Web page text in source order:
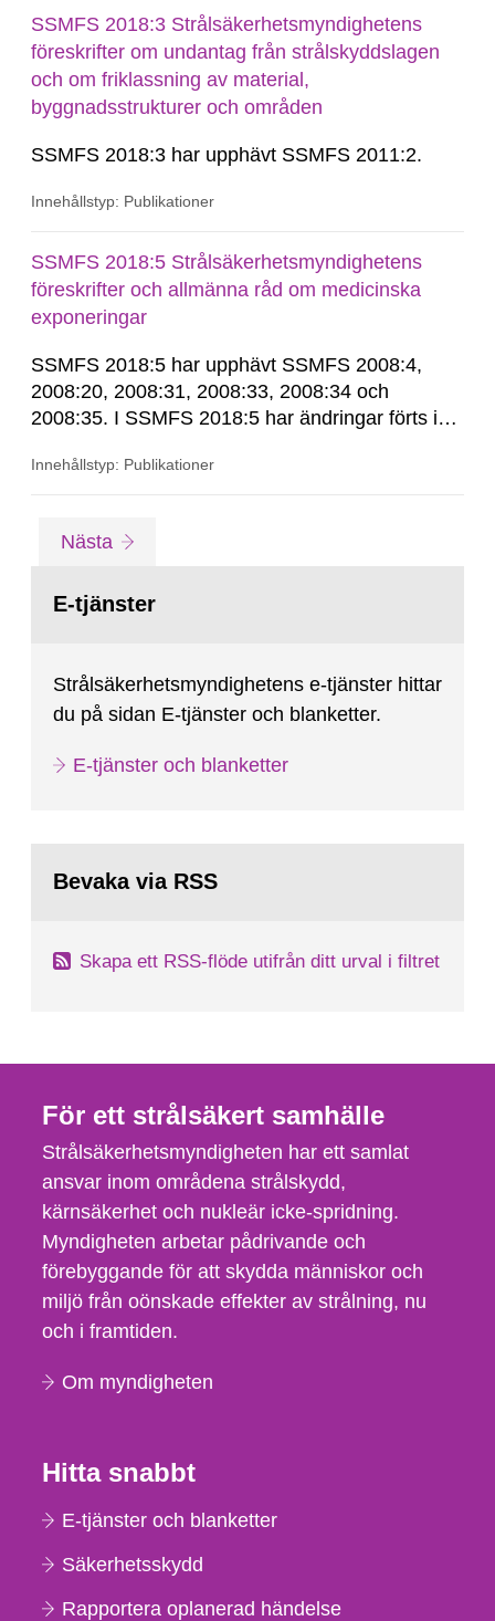
SSMFS 2018:3 Strålsäkerhetsmyndighetens
föreskrifter om undantag från strålskyddslagen
och om friklassning av material,
byggnadsstrukturer och områden
SSMFS 2018:3 har upphävt SSMFS 2011:2.
Innehållstyp: Publikationer
SSMFS 2018:5 Strålsäkerhetsmyndighetens
föreskrifter och allmänna råd om medicinska
exponeringar
SSMFS 2018:5 har upphävt SSMFS 2008:4,
2008:20, 2008:31, 2008:33, 2008:34 och
2008:35. I SSMFS 2018:5 har ändringar förts in
Innehållstyp: Publikationer
Nästa sida
E-tjänster
Strålsäkerhetsmyndighetens e-tjänster hittar
du på sidan E-tjänster och blanketter.
E-tjänster och blanketter
Bevaka via RSS
Skapa ett RSS-flöde utifrån ditt urval i filtret
För ett strålsäkert samhälle
Strålsäkerhetsmyndigheten har ett samlat
ansvar inom områdena strålskydd,
kärnsäkerhet och nukleär icke-spridning.
Myndigheten arbetar pådrivande och
förebyggande för att skydda människor och
miljö från oönskade effekter av strålning, nu
och i framtiden.
Om myndigheten
Hitta snabbt
E-tjänster och blanketter
Säkerhetsskydd
Rapportera oplanerad händelse